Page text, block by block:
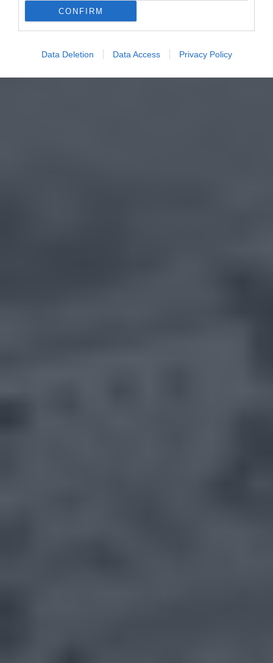
CONFIRM
Data Deletion Data Access Privacy Policy